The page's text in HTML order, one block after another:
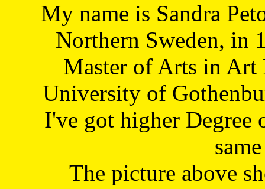
My name is Sandra
Northern Sweden, in
Master of Arts in Art
University of
I've got higher Degree
The picture above